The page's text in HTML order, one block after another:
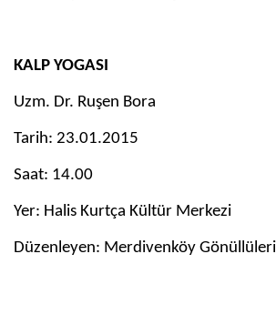
KALP YOGASI
Uzm. Dr. Ruşen Bora
Tarih: 23.01.2015
Saat: 14.00
Yer: Halis Kurtça Kültür Merkezi
Düzenleyen: Merdivenköy Gönüllüleri